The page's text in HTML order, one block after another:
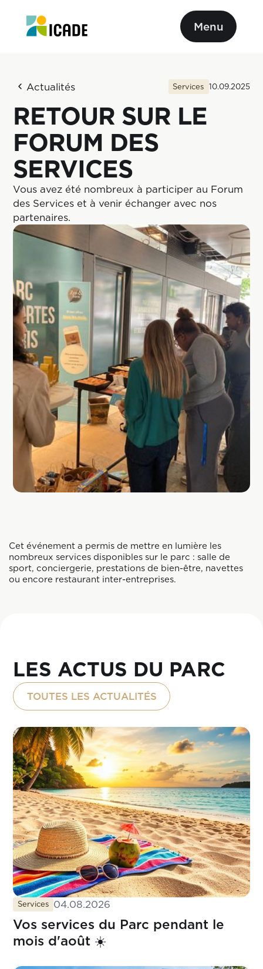
Menu
Actualités Services 10.09.2025
RETOUR SUR LE
FORUM DES
SERVICES
Vous avez été nombreux à participer au Forum
des Services et à venir échanger avec nos
partenaires.
Cet événement a permis de mettre en lumière les
nombreux services disponibles sur le parc : salle de
sport, conciergerie, prestations de bien-être, navettes
ou encore restaurant inter-entreprises.
LES ACTUS DU PARC
TOUTES LES ACTUALITÉS
Services 04.08.2026
Vos services du Parc pendant le
mois d'août ☀️